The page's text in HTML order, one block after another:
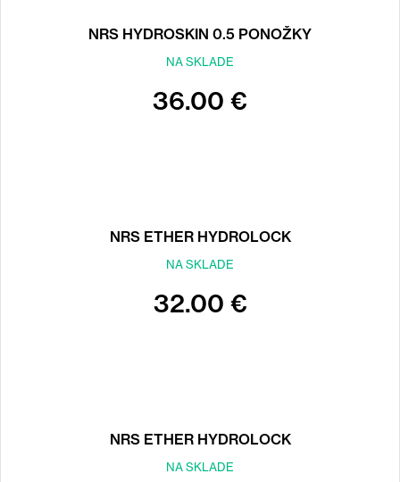
NRS HYDROSKIN 0.5 PONOŽKY
NA SKLADE
36.00 €
NRS ETHER HYDROLOCK
NA SKLADE
32.00 €
NRS ETHER HYDROLOCK
NA SKLADE